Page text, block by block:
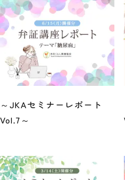
～JKAセミナーレポート
Vol.7～